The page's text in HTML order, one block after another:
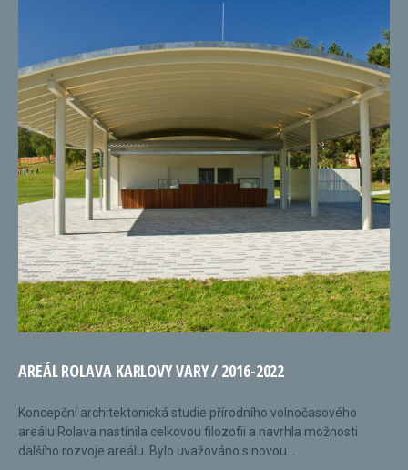
AREÁL ROLAVA KARLOVY VARY / 2016-2022
Koncepční architektonická studie přírodního volnočasového
areálu Rolava nastínila celkovou filozofii a navrhla možnosti
dalšího rozvoje areálu. Bylo uvažováno s novou...